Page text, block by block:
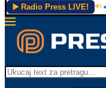
▶️ Radio Press LIVE! 🔊